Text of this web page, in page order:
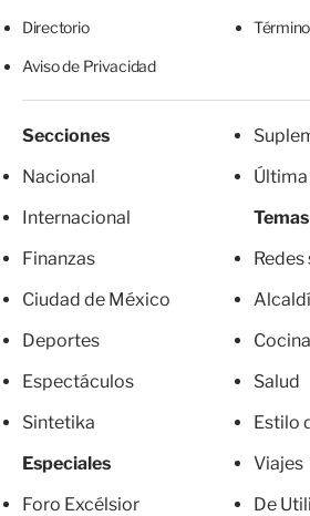
Directorio
Aviso de Privacidad
Secciones
Nacional
Internacional
Finanzas
Ciudad de México
Deportes
Espectáculos
Sintetika
Especiales
Foro Excélsior
Cocina
Salud
Estilo
Viajes
De